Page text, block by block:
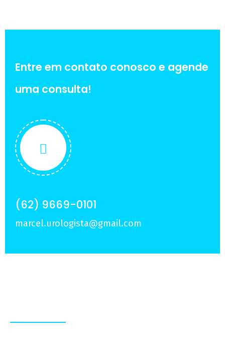
Entre em contato conosco e agende
uma consulta!
(62) 9669-0101
marcel.urologista@gmail.com